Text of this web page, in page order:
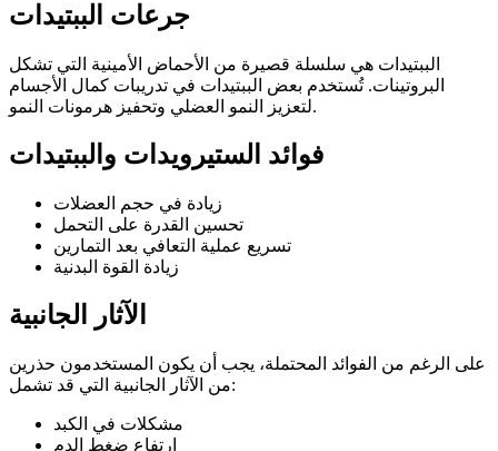
جرعات الببتيدات
الببتيدات هي سلسلة قصيرة من الأحماض الأمينية التي تشكل
البروتينات. تُستخدم بعض الببتيدات في تدريبات كمال الأجسام
لتعزيز النمو العضلي وتحفيز هرمونات النمو.
فوائد الستيرويدات والببتيدات
زيادة في حجم العضلات
تحسين القدرة على التحمل
تسريع عملية التعافي بعد التمارين
زيادة القوة البدنية
الآثار الجانبية
على الرغم من الفوائد المحتملة، يجب أن يكون المستخدمون حذرين
من الآثار الجانبية التي قد تشمل:
مشكلات في الكبد
ارتفاع ضغط الدم